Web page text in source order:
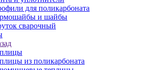
для поликарбоната
и шайбы
сварочный
из поликарбоната